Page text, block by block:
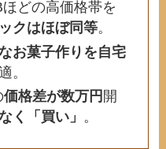
どの高価格帯を
クはほぼ同等。
お菓子作りを自宅
。
価格差が数万円 開
く「買い」 。